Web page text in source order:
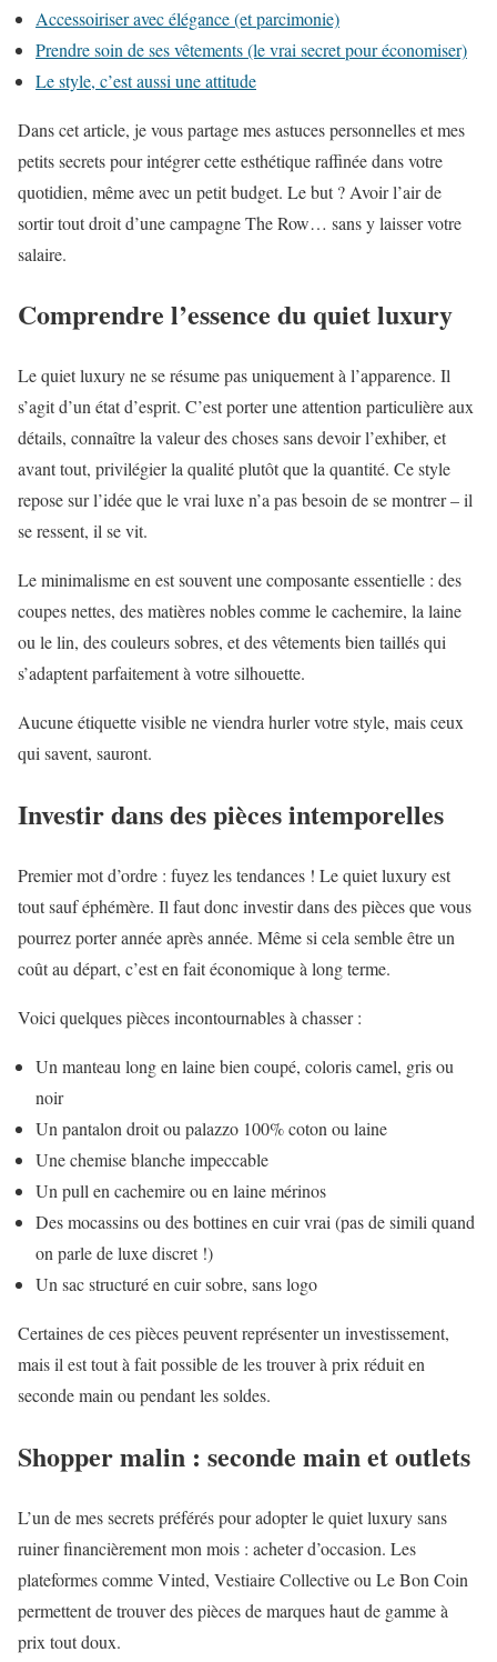
Accessoiriser avec élégance (et parcimonie)
Prendre soin de ses vêtements (le vrai secret pour économiser)
Le style, c’est aussi une attitude
Dans cet article, je vous partage mes astuces personnelles et mes
petits secrets pour intégrer cette esthétique raffinée dans votre
quotidien, même avec un petit budget. Le but ? Avoir l’air de
sortir tout droit d’une campagne The Row… sans y laisser votre
salaire.
Comprendre l’essence du quiet luxury
Le quiet luxury ne se résume pas uniquement à l’apparence. Il
s’agit d’un état d’esprit. C’est porter une attention particulière aux
détails, connaître la valeur des choses sans devoir l’exhiber, et
avant tout, privilégier la qualité plutôt que la quantité. Ce style
repose sur l’idée que le vrai luxe n’a pas besoin de se montrer – il
se ressent, il se vit.
Le minimalisme en est souvent une composante essentielle : des
coupes nettes, des matières nobles comme le cachemire, la laine
ou le lin, des couleurs sobres, et des vêtements bien taillés qui
s’adaptent parfaitement à votre silhouette.
Aucune étiquette visible ne viendra hurler votre style, mais ceux
qui savent, sauront.
Investir dans des pièces intemporelles
Premier mot d’ordre : fuyez les tendances ! Le quiet luxury est
tout sauf éphémère. Il faut donc investir dans des pièces que vous
pourrez porter année après année. Même si cela semble être un
coût au départ, c’est en fait économique à long terme.
Voici quelques pièces incontournables à chasser :
Un manteau long en laine bien coupé, coloris camel, gris ou
noir
Un pantalon droit ou palazzo 100% coton ou laine
Une chemise blanche impeccable
Un pull en cachemire ou en laine mérinos
Des mocassins ou des bottines en cuir vrai (pas de simili quand
on parle de luxe discret !)
Un sac structuré en cuir sobre, sans logo
Certaines de ces pièces peuvent représenter un investissement,
mais il est tout à fait possible de les trouver à prix réduit en
seconde main ou pendant les soldes.
Shopper malin : seconde main et outlets
L’un de mes secrets préférés pour adopter le quiet luxury sans
ruiner financièrement mon mois : acheter d’occasion. Les
plateformes comme Vinted, Vestiaire Collective ou Le Bon Coin
permettent de trouver des pièces de marques haut de gamme à
prix tout doux.